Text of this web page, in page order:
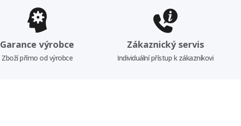
Garance výrobce
Zboží přímo od výrobce
Zákaznický servis
Individuální přístup k zákazníkovi